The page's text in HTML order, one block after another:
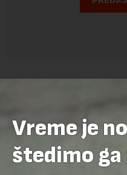
Vreme je
štedimo ga